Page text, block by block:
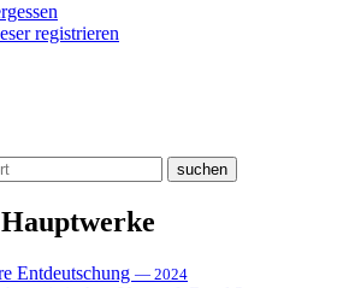
registrieren
Entdeutschung — 2024